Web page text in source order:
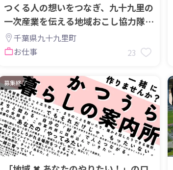
つくる人の想いをつなぎ、九十九里の
一次産業を伝える地域おこし協力隊募
集千葉県九十九里町
お仕事
23
募集終了